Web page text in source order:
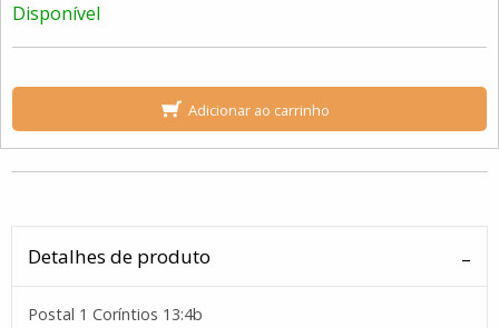
Disponível
Adicionar ao carrinho
Detalhes de produto
Postal 1 Coríntios 13:4b